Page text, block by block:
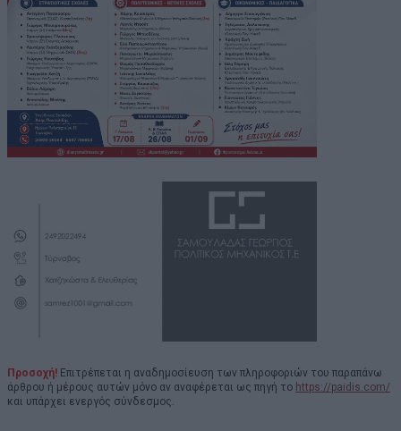
Προσοχή! Επιτρέπεται η αναδημοσίευση των πληροφοριών του παραπάνω
άρθρου ή μέρους αυτών μόνο αν αναφέρεται ως πηγή το https://paidis.com/
και υπάρχει ενεργός σύνδεσμος.